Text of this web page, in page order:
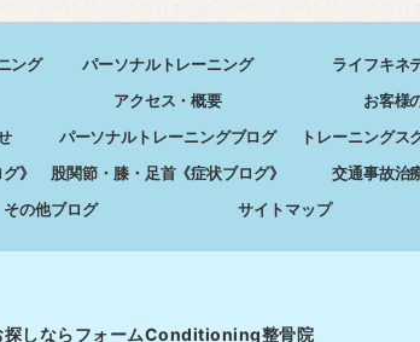
ング パーソナルトレーニング
ライフキネ
アクセス・概要
お客様
パーソナルトレーニングブログ
トレーニングス
》 股関節・膝・足首《症状ブログ》
交通事故治
その他ブログ
サイトマップ
探しならフォームConditioning整骨院